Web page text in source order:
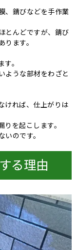
、錆びなどを手作業
とんどですが、錆び
ます。
。
ような部材をわざと
ければ、仕上がりは
を起こします。
のです。
る理由